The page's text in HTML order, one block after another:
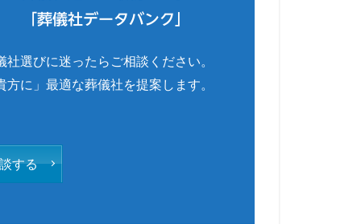
「葬儀社データバンク」
社選びに迷ったらご相談ください。
方に」最適な葬儀社を提案します。
する